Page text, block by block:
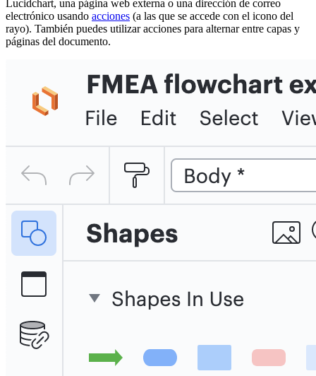
Lucidchart, una página web externa o una dirección de correo
electrónico usando acciones (a las que se accede con el icono del
rayo). También puedes utilizar acciones para alternar entre capas y
páginas del documento.